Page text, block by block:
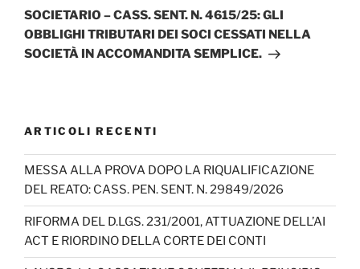
successivo
SOCIETARIO – CASS. SENT. N. 4615/25: GLI
OBBLIGHI TRIBUTARI DEI SOCI CESSATI NELLA
SOCIETÀ IN ACCOMANDITA SEMPLICE.
ARTICOLI RECENTI
MESSA ALLA PROVA DOPO LA RIQUALIFICAZIONE
DEL REATO: CASS. PEN. SENT. N. 29849/2026
RIFORMA DEL D.LGS. 231/2001, ATTUAZIONE DELL’AI
ACT E RIORDINO DELLA CORTE DEI CONTI